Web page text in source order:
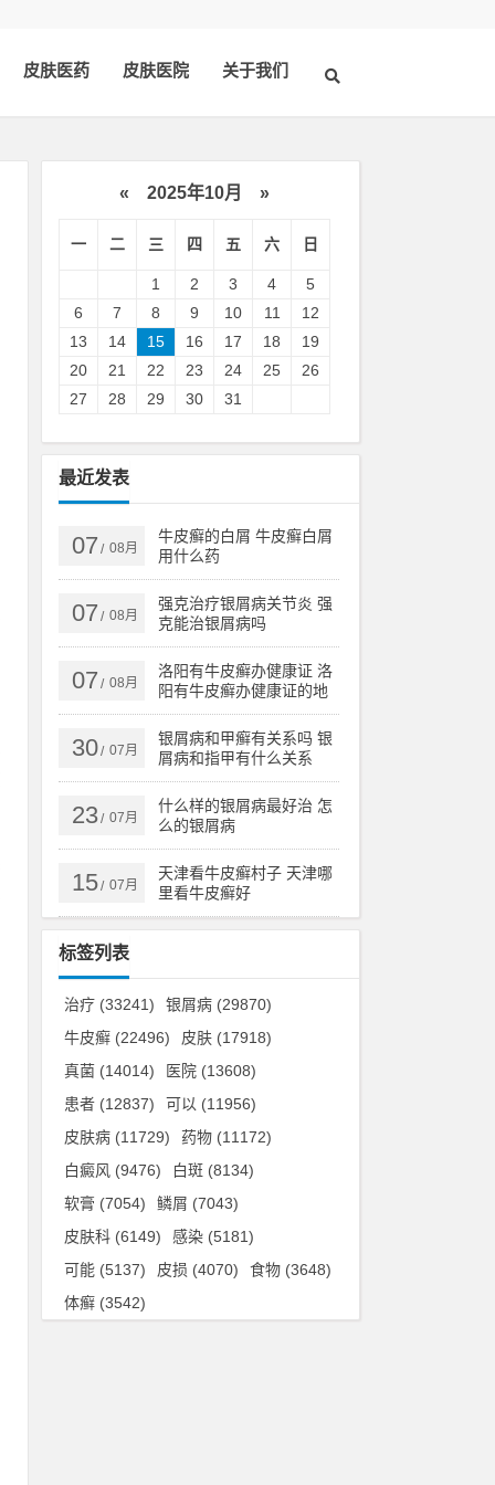
皮肤医药 皮肤医院 关于我们
« 2025年10月 »
一 二 三 四 五 六 日
1 2 3 4
5
6
7 8 9 10 11
12
13
14 15 16 17 18
19
20
21 22 23 24 25
26
27
28 29 30 31
最近发表
07 / 08月
牛皮癣的白屑 牛皮癣白屑
用什么药
07 / 08月
强克治疗银屑病关节炎 强
克能治银屑病吗
07 / 08月
洛阳有牛皮癣办健康证 洛
阳有牛皮癣办健康证的地
方吗
30/ 07月
银屑病和甲癣有关系吗 银
屑病和指甲有什么关系
23/ 07月
什么样的银屑病最好治 怎
么的银屑病
15/ 07月
天津看牛皮癣村子 天津哪
里看牛皮癣好
标签列表
治疗 (33241) 银屑病 (29870)
牛皮癣 (22496) 皮肤 (17918)
真菌 (14014) 医院 (13608)
患者 (12837) 可以 (11956)
皮肤病 (11729) 药物 (11172)
白癜风 (9476) 白斑 (8134)
软膏 (7054) 鳞屑 (7043)
皮肤科 (6149) 感染 (5181)
可能 (5137) 皮损 (4070) 食物 (3648)
体癣 (3542)